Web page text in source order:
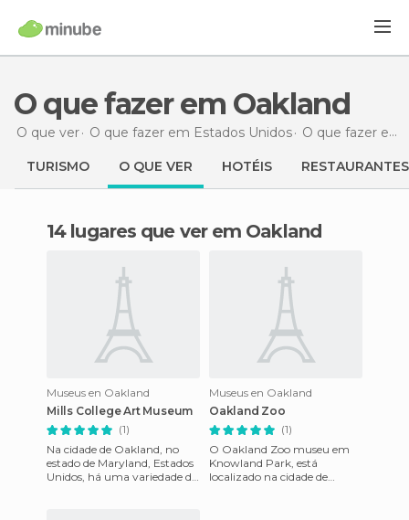
O que fazer em Oakland
O que ver O que fazer em Estados Unidos O que fazer em Maryland
TURISMO O QUE VER HOTÉIS RESTAURANTES
14 lugares que ver em Oakland
Museus en Oakland
Mills College Art Museum
(1)
Na cidade de Oakland, no
estado de Maryland, Estados
Unidos, há uma variedade de
Museus en Oakland
Oakland Zoo
(1)
O Oakland Zoo museu em
Knowland Park, está
localizado na cidade de